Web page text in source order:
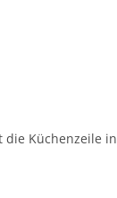
die Küchenzeile in